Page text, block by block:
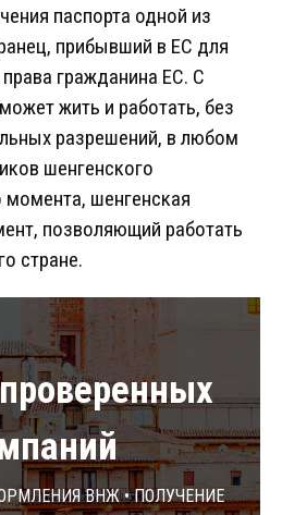
паспорта одной из
прибывший в ЕС для
гражданина ЕС. С
жить и работать, без
разрешений, в любом
шенгенского
шенгенская
позволяющий работать
стране.
ВНЖ • Получение